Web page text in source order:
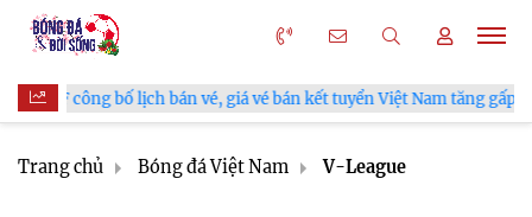
bố lịch bán vé, giá vé bán kết tuyển Việt Nam tăng gấp đôi
Trang chủ Bóng đá Việt Nam V-League